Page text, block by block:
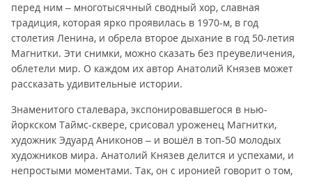
перед ним – многотысячный сводный хор, славная
традиция, которая ярко проявилась в 1970-м, в год
столетия Ленина, и обрела второе дыхание в год 50-летия
Магнитки. Эти снимки, можно сказать без преувеличения,
облетели мир. О каждом их автор Анатолий Князев может
рассказать удивительные истории.
Знаменитого сталевара, экспонировавшегося в нью-
йоркском Таймс-сквере, срисовал уроженец Магнитки,
художник Эдуард Аниконов – и вошёл в топ-50 молодых
художников мира. Анатолий Князев делится и успехами, и
непростыми моментами. Так, он с иронией говорит о том,